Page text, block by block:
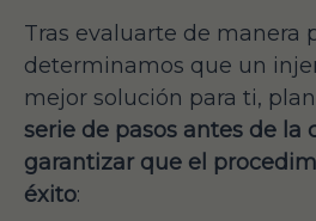
Tras evaluarte de manera
determinamos que un
mejor solución para ti,
serie de pasos antes de la
garantizar que el
éxito: